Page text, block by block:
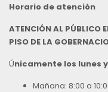
Horario de atención
ATENCIÓN AL PÚBLICO
PISO DE LA
Únicamente los lunes
Mañana: 8:00 a